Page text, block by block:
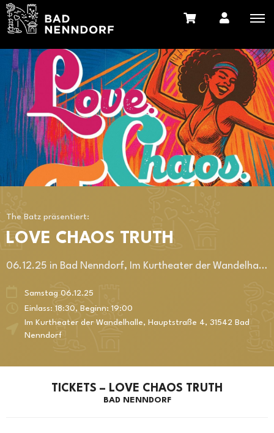
The Batz präsentiert:
LOVE CHAOS TRUTH
06.12.25 in Bad Nenndorf, Im Kurtheater der Wandelhalle
Samstag 06.12.25
Einlass: 18:30, Beginn: 19:00
Im Kurtheater der Wandelhalle, Hauptstraße 4, 31542 Bad
Nenndorf
TICKETS – LOVE CHAOS TRUTH
BAD NENNDORF